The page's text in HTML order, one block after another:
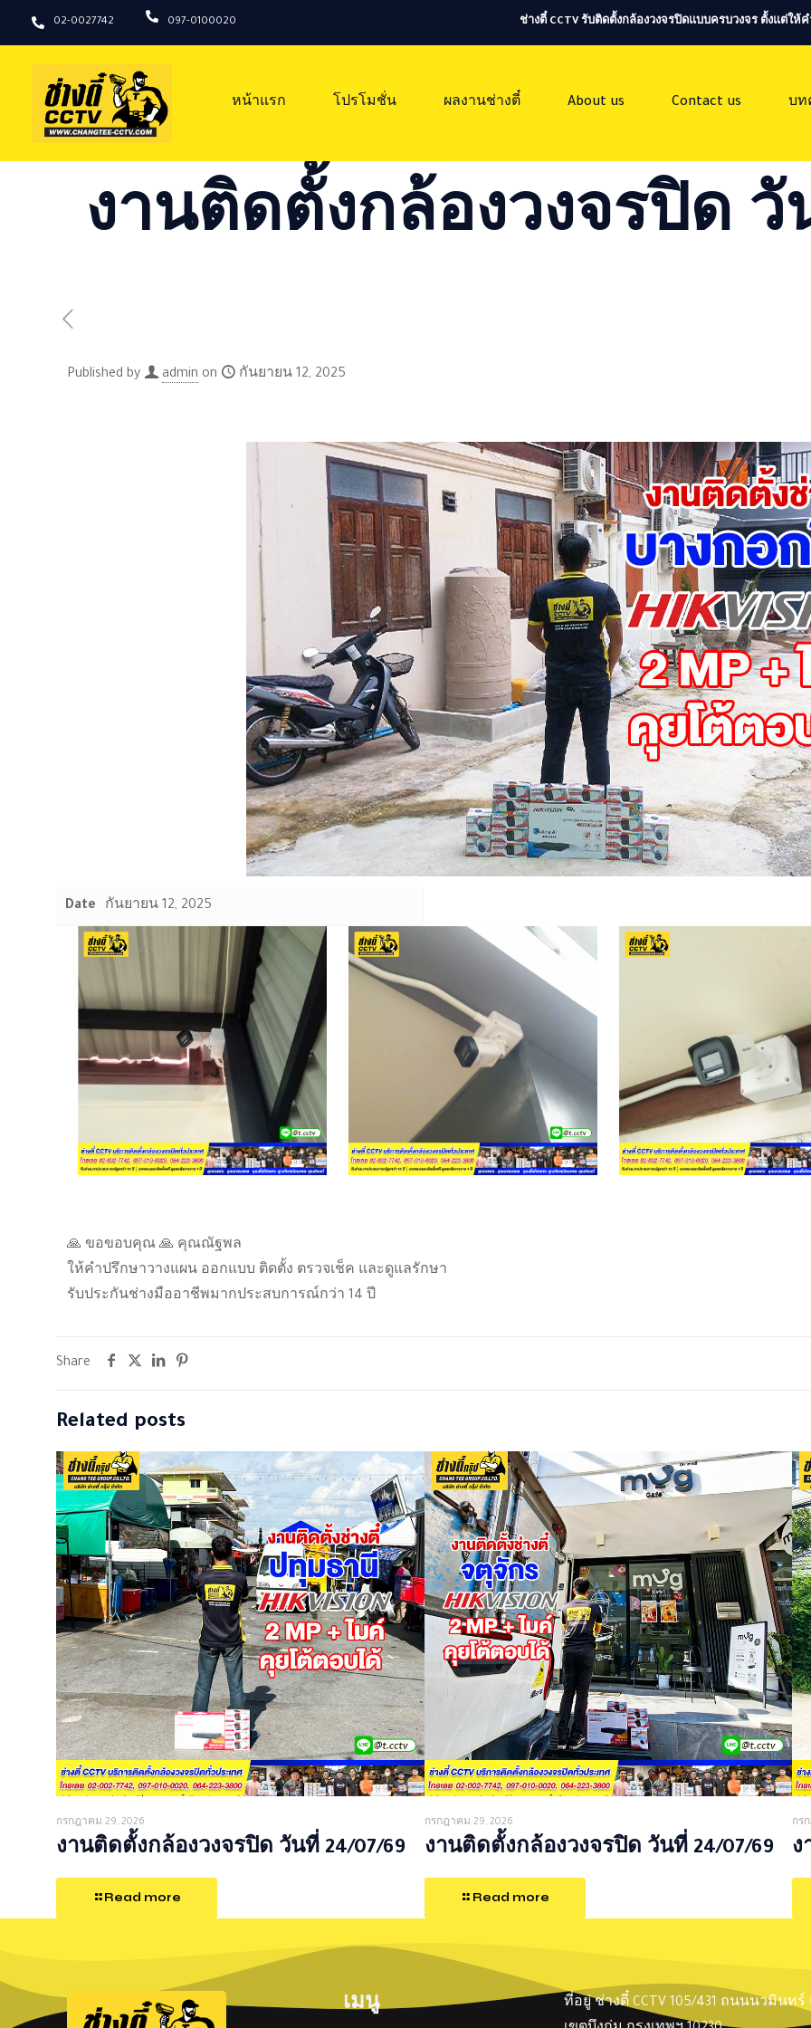
02-0027742 097-0100020 ช่างตี๋ CCTV รับติดตั้งกล้องวงจรปิดแบบครบวงจร ตั้งแต่
หน้าแรก โปรโมชั่น ผลงานช่างตี๋ About us Contact us บท
งานติดตั้งกล้องวงจรปิด วั
Published by admin on กันยายน 12, 2025
Date กันยายน 12, 2025
🙏 ขอขอบคุณ 🙏 คุณณัฐพล
ให้คำปรึกษาวางแผน ออกแบบ ติดตั้ง ตรวจเช็ค และดูแลรักษา
รับประกันช่างมืออาชีพมากประสบการณ์กว่า 14 ปี
Share
Related posts
กรกฎาคม 29, 2026
งานติดตั้งกล้องวงจรปิด วันที่ 24/07/69
Read more
กรกฎาคม 29, 2026
งานติดตั้งกล้องวงจรปิด วันที่ 24/07/69
Read more
กร
ง
เมนู
ที่อยู่ ช่างตี๋ CCTV 105/431 ถนนนวมินท